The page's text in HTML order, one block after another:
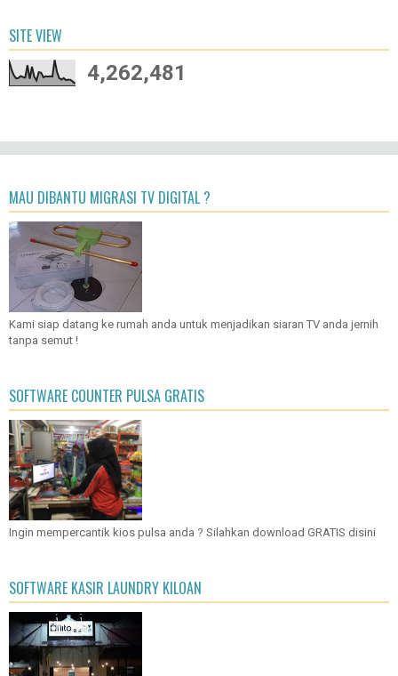
SITE VIEW
4,262,481
MAU DIBANTU MIGRASI TV DIGITAL ?
Kami siap datang ke rumah anda untuk menjadikan siaran TV anda jernih
tanpa semut !
SOFTWARE COUNTER PULSA GRATIS
Ingin mempercantik kios pulsa anda ? Silahkan download GRATIS disini
SOFTWARE KASIR LAUNDRY KILOAN